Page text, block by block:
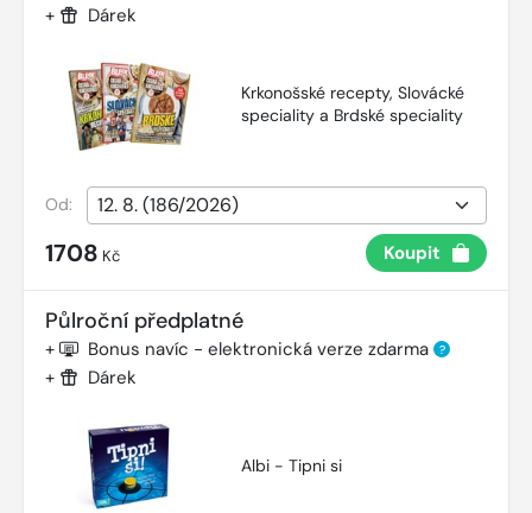
+ Dárek
Krkonošské recepty, Slovácké
speciality a Brdské speciality
Od:
1708 Kč Koupit
Půlroční předplatné
+ Bonus navíc - elektronická verze zdarma ?
+ Dárek
Albi - Tipni si